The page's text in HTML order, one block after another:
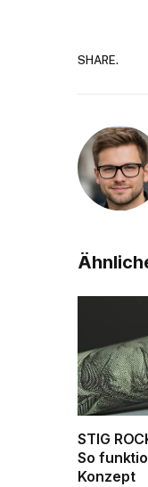
SHARE.
STIG
So
Konzept